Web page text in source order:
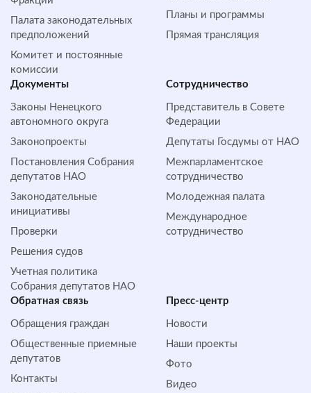
Палата законодательных
предположений
Комитет и постоянные
комиссии
Планы и программы
Прямая трансляция
Документы
Законы Ненецкого
автономного округа
Законопроекты
Постановления Собрания
депутатов НАО
Законодательные
инициативы
Проверки
Решения судов
Учетная политика
Собрания депутатов НАО
Сотрудничество
Представитель в Совете
Федерации
Депутаты Госдумы от НАО
Межпарламентское
сотрудничество
Молодежная палата
Международное
сотрудничество
Обратная cвязь
Обращения граждан
Общественные приемные
депутатов
Контакты
Пресс-центр
Новости
Наши проекты
Фото
Видео